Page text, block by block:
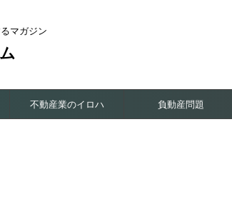
マガジン
不動産業のイロハ 負動産問題